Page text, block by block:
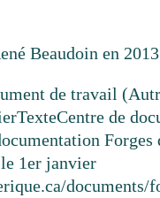
Beaudoin en
de travail
TexteCentre de
Forges
1er janvier
documents/